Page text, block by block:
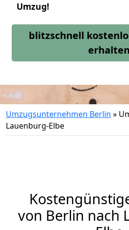
Umzug!
blitzschnell
erhalten
Umzugsunternehmen Berlin »
Lauenburg-Elbe
von Berlin nach